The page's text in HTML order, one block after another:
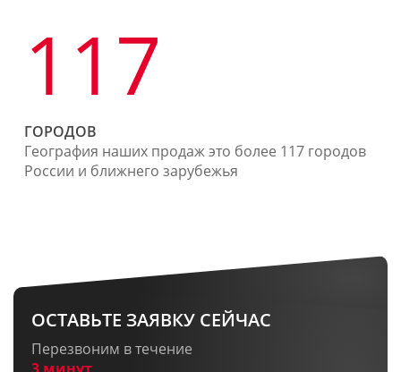
117
ГОРОДОВ
География наших продаж это более 117 городов
России и ближнего зарубежья
ОСТАВЬТЕ ЗАЯВКУ СЕЙЧАС
Перезвоним в течение